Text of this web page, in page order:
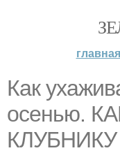
главная
Как
осенью.